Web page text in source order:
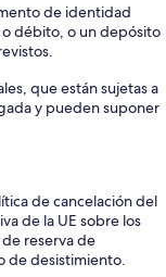
de identidad
débito, o un depósito
que están sujetas a
y pueden suponer
de cancelación del
de la UE sobre los
reserva de
de desistimiento.